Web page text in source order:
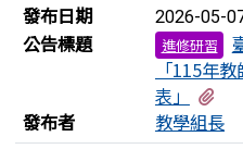
發布日期
2026-05-
公告標題 進修研習
「115年
表」
發布者
教學組長